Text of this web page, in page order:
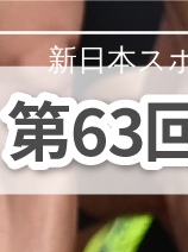
新日本ス